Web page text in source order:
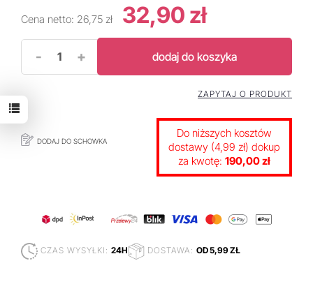
Cena netto: 26,75 zł 32,90 zł
- + dodaj do koszyka
DODAJ DO SCHOWKA
ZAPYTAJ O PRODUKT
Do niższych kosztów
dostawy (4,99 zł) dokup
za kwotę: 190,00 zł
CZAS WYSYŁKI: 24H DOSTAWA: OD 5,99 ZŁ